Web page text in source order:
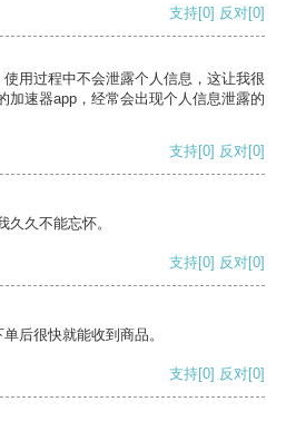
支持[0] 反对[0]
用过程中不会泄露个人信息，这让我很
加速器app，经常会出现个人信息泄露的
支持[0] 反对[0]
久不能忘怀。
支持[0] 反对[0]
后很快就能收到商品。
支持[0] 反对[0]